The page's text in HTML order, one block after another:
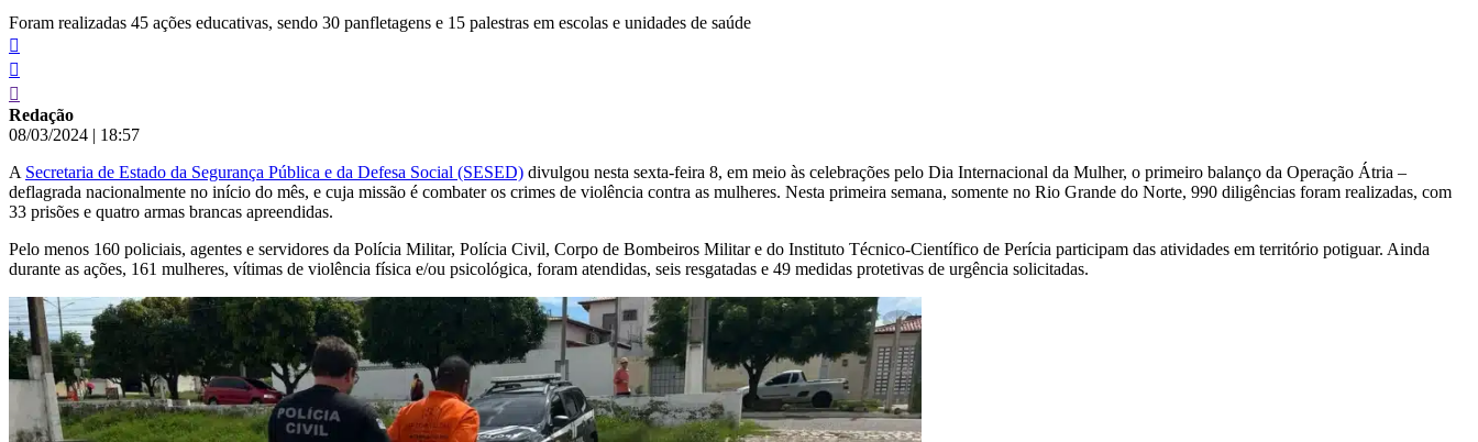
Foram realizadas 45 ações educativas, sendo 30 panfletagens e 15 palestras em escolas e unidades de saúde
Redação
08/03/2024 | 18:57
A Secretaria de Estado da Segurança Pública e da Defesa Social (SESED) divulgou nesta sexta-feira 8, em meio às celebrações pelo Dia Internacional da Mulher, o primeiro balanço da Operação Átria –
deflagrada nacionalmente no início do mês, e cuja missão é combater os crimes de violência contra as mulheres. Nesta primeira semana, somente no Rio Grande do Norte, 990 diligências foram realizadas, com
33 prisões e quatro armas brancas apreendidas.
Pelo menos 160 policiais, agentes e servidores da Polícia Militar, Polícia Civil, Corpo de Bombeiros Militar e do Instituto Técnico-Científico de Perícia participam das atividades em território potiguar. Ainda
durante as ações, 161 mulheres, vítimas de violência física e/ou psicológica, foram atendidas, seis resgatadas e 49 medidas protetivas de urgência solicitadas.